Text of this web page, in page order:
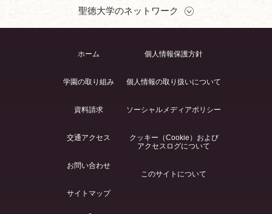
聖徳大学のネットワーク
ホーム
学園の取り組み
資料請求
交通アクセス
お問い合わせ
サイトマップ
個人情報保護方針
個人情報の取り扱いについて
ソーシャルメディアポリシー
クッキー（Cookie）および
アクセスログについて
このサイトについて